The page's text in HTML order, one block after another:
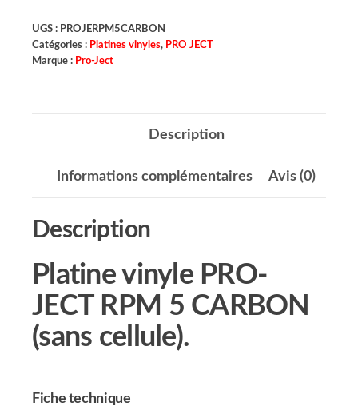
UGS : PROJERPM5CARBON
Catégories : Platines vinyles, PRO JECT
Marque : Pro-Ject
Description
Informations complémentaires Avis (0)
Description
Platine vinyle PRO-
JECT RPM 5 CARBON
(sans cellule).
Fiche technique